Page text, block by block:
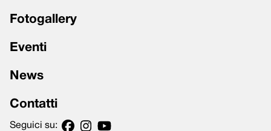
Fotogallery
Eventi
News
Contatti
Seguici su: